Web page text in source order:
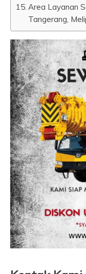
Area Layanan
Tangerang,